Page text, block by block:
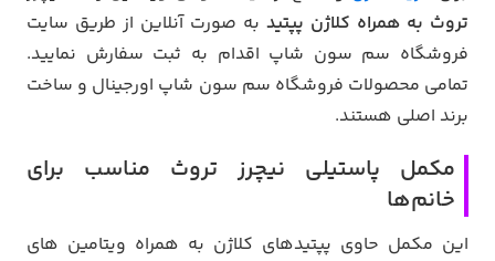
تروث به همراه کلاژن پپتید به صورت آنلاین از طریق سایت
فروشگاه سم سون شاپ اقدام به ثبت سفارش نمایید.
تمامی محصولات فروشگاه سم سون شاپ اورجینال و ساخت
برند اصلی هستند.
مکمل پاستیلی نیچرز تروث مناسب برای
خانم‌ها
این مکمل حاوی پپتیدهای کلاژن به همراه ویتامین های